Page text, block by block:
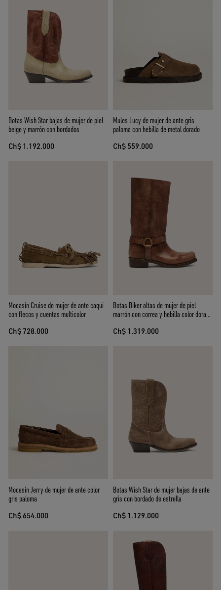
Botas Wish Star bajas de mujer de piel
beige y marrón con bordados
Ch$ 1.192.000
Mules Lucy de mujer de ante gris
paloma con hebilla de metal dorado
Ch$ 559.000
Mocasín Cruise de mujer de ante caqui
con flecos y cuentas multicolor
Ch$ 728.000
Botas Biker altas de mujer de piel
marrón con correa y hebilla color dorado
Ch$ 1.319.000
Mocasín Jerry de mujer de ante color
gris paloma
Ch$ 654.000
Botas Wish Star de mujer bajas de ante
gris con bordado de estrella
Ch$ 1.129.000